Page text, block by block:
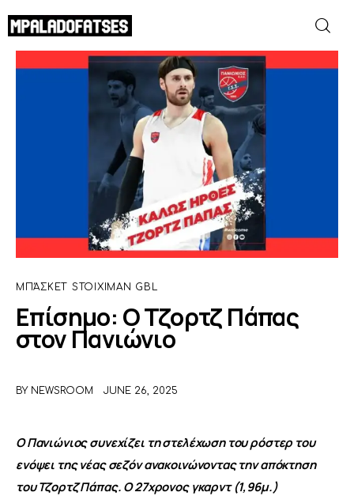
Επίσημο: Ο Τζορτζ Πάπας στον Πανιώνιο
ΜΟΥΝΤΙΑΛ 2026
ΠΟΔΟΣΦΑΙΡΟ
ΜΠΑΣΚΕΤ
ΣΠΟΡ
BLOGS
ΑΦΙΕΡΩΜΑΤΑ
MEET THE TEAM
ΜΠΆΣΚΕΤ STOIXIMAN GBL
Επίσημο: Ο Τζορτζ Πάπας
στον Πανιώνιο
BY NEWSROOM JUNE 26, 2025
Ο Πανιώνιος συνεχίζει τη στελέχωση του ρόστερ του
ενόψει της νέας σεζόν ανακοινώνοντας την απόκτηση
του Τζορτζ Πάπας. Ο 27χρονος γκαρντ (1,96μ.)